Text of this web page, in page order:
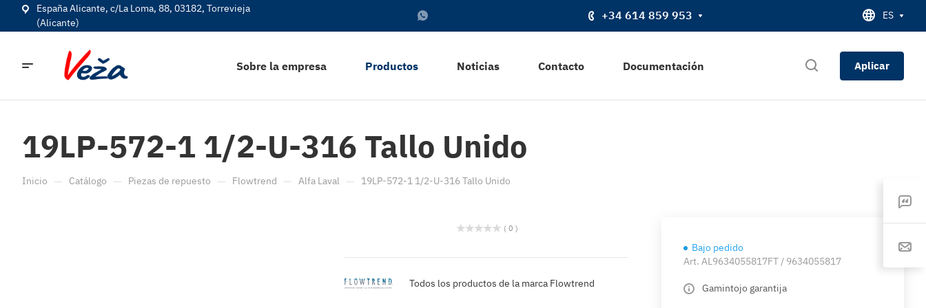
España Alicante, c/La Loma, 88, 03182, Torrevieja
(Alicante)
+34 614 859 953 ES
Sobre la empresa Productos Noticias Contacto Documentación Aplicar
19LP-572-1 1/2-U-316 Tallo Unido
Inicio — Catálogo — Piezas de repuesto — Flowtrend — Alfa Laval — 19LP-572-1 1/2-U-316 Tallo Unido
Bajo pedido
Art. AL9634055817FT / 9634055817
Gamintojo garantija
( 0 )
Todos los productos de la marca Flowtrend